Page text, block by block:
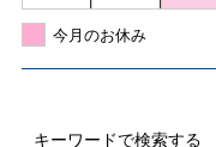
今月のお休み